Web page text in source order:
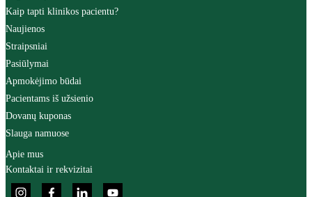
Kaip tapti klinikos pacientu?
Naujienos
Straipsniai
Pasiūlymai
Apmokėjimo būdai
Pacientams iš užsienio
Dovanų kuponas
Slauga namuose
Apie mus
Kontaktai ir rekvizitai